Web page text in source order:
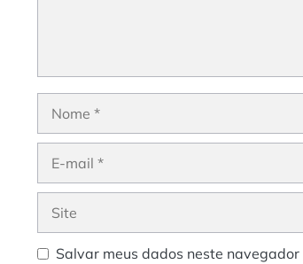
Nome
Site
Salvar meus dados neste